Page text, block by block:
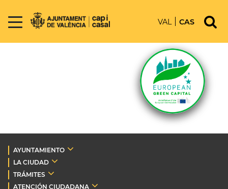
VAL CAS
AYUNTAMIENTO
LA CIUDAD
TRÁMITES
ATENCIÓN CIUDADANA